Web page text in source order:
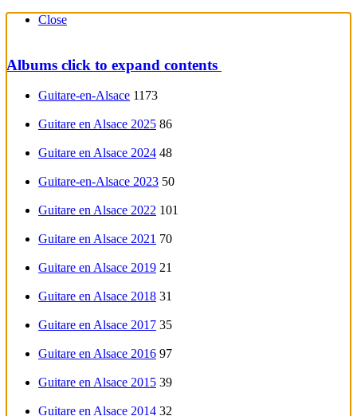
Close
Albums click to expand contents
Guitare-en-Alsace 1173
Guitare en Alsace 2025 86
Guitare en Alsace 2024 48
Guitare-en-Alsace 2023 50
Guitare en Alsace 2022 101
Guitare en Alsace 2021 70
Guitare en Alsace 2019 21
Guitare en Alsace 2018 31
Guitare en Alsace 2017 35
Guitare en Alsace 2016 97
Guitare en Alsace 2015 39
Guitare en Alsace 2014 32